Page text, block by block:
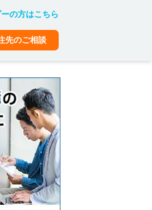
の方はこちら
先のご相談